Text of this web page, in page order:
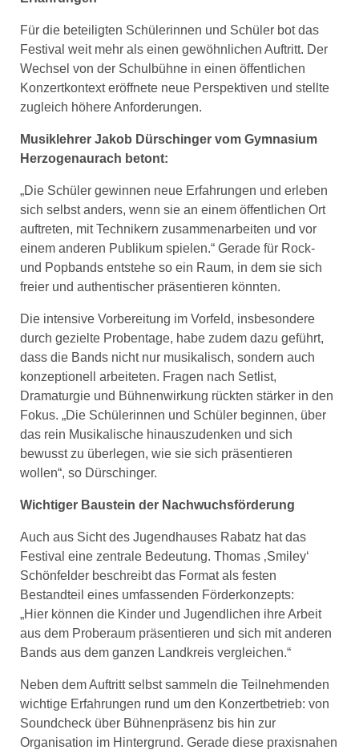
Für die beteiligten Schülerinnen und Schüler bot das
Festival weit mehr als einen gewöhnlichen Auftritt. Der
Wechsel von der Schulbühne in einen öffentlichen
Konzertkontext eröffnete neue Perspektiven und stellte
zugleich höhere Anforderungen.
Musiklehrer Jakob Dürschinger vom Gymnasium
Herzogenaurach betont:
„Die Schüler gewinnen neue Erfahrungen und erleben
sich selbst anders, wenn sie an einem öffentlichen Ort
auftreten, mit Technikern zusammenarbeiten und vor
einem anderen Publikum spielen.“ Gerade für Rock-
und Popbands entstehe so ein Raum, in dem sie sich
freier und authentischer präsentieren könnten.
Die intensive Vorbereitung im Vorfeld, insbesondere
durch gezielte Probentage, habe zudem dazu geführt,
dass die Bands nicht nur musikalisch, sondern auch
konzeptionell arbeiteten. Fragen nach Setlist,
Dramaturgie und Bühnenwirkung rückten stärker in den
Fokus. „Die Schülerinnen und Schüler beginnen, über
das rein Musikalische hinauszudenken und sich
bewusst zu überlegen, wie sie sich präsentieren
wollen“, so Dürschinger.
Wichtiger Baustein der Nachwuchsförderung
Auch aus Sicht des Jugendhauses Rabatz hat das
Festival eine zentrale Bedeutung. Thomas ‚Smiley‘
Schönfelder beschreibt das Format als festen
Bestandteil eines umfassenden Förderkonzepts:
„Hier können die Kinder und Jugendlichen ihre Arbeit
aus dem Proberaum präsentieren und sich mit anderen
Bands aus dem ganzen Landkreis vergleichen.“
Neben dem Auftritt selbst sammeln die Teilnehmenden
wichtige Erfahrungen rund um den Konzertbetrieb: von
Soundcheck über Bühnenpräsenz bis hin zur
Organisation im Hintergrund. Gerade diese praxisnahen